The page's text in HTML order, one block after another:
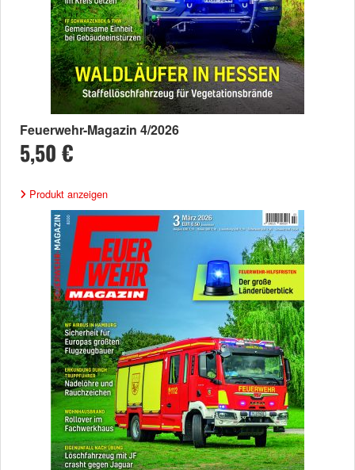
Feuerwehr-Magazin 4/2026
5,50 €
Produkt anzeigen